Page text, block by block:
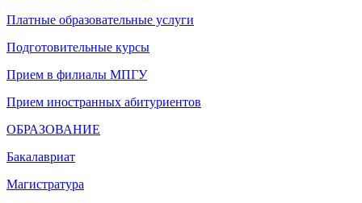
Платные образовательные услуги
Подготовительные курсы
Прием в филиалы МПГУ
Прием иностранных абитуриентов
ОБРАЗОВАНИЕ
Бакалавриат
Магистратура